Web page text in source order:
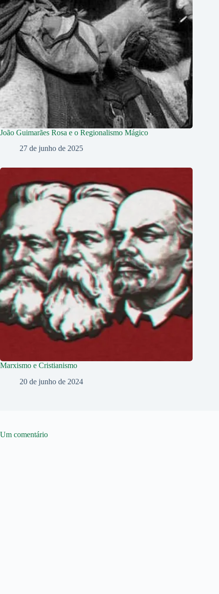
João Guimarães Rosa e o Regionalismo Mágico
27 de junho de 2025
Marxismo e Cristianismo
20 de junho de 2024
Um comentário